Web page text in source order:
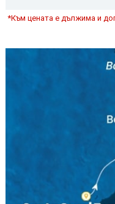
*Към цената е дължима и